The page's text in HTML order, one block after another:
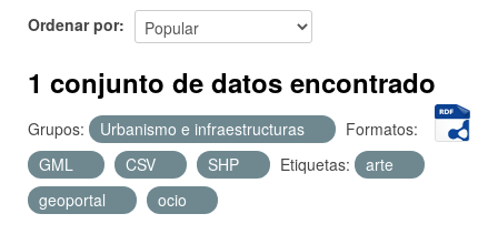
Acerca de
Ordenar por
1 conjunto de datos encontrado
Grupos: Urbanismo e infraestructuras
Formatos:
GML
CSV SHP Etiquetas:
arte
geoportal
ocio